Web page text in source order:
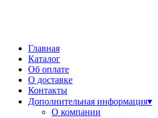
Главная
Каталог
Об оплате
О доставке
Контакты
Дополнительная информация▾
О компании